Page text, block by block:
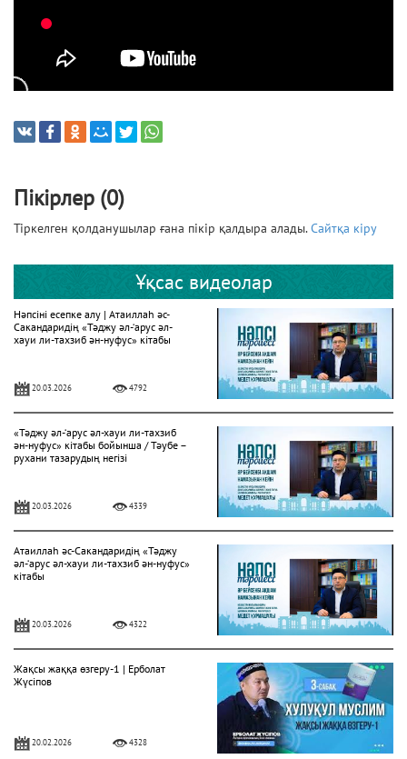
Пікірлер (0)
Тіркелген қолданушылар ғана пікір қалдыра алады.Сайтқа кіру
Ұқсас видеолар
Нәпсіні есепке алу | Атаиллаһ әс-
Сакандаридің «Тәджу әл-‘арус әл-
хауи ли-тахзиб ән-нуфус» кітабы
20.03.2026 4792
«Тәджу әл-‘арус әл-хауи ли-тахзиб
ән-нуфус» кітабы бойынша / Тәубе –
рухани тазарудың негізі
20.03.2026 4339
Атаиллаһ әс-Сакандаридің «Тәджу
әл-‘арус әл-хауи ли-тахзиб ән-нуфус»
кітабы
20.03.2026 4322
Жақсы жаққа өзгеру-1 | Ерболат
Жүсіпов
20.02.2026 4328